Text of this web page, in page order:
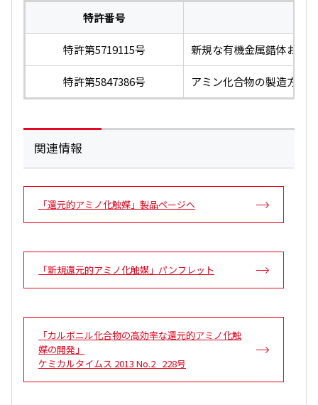
特許番号
特許第5719115号 新規な有機金属錯体およ
特許第5847386号 アミン化合物の製造方法
関連情報
「還元的アミノ化触媒」製品ページへ
「新規還元的アミノ化触媒」パンフレット
「カルボニル化合物の高効率な還元的アミノ化触
媒の開発」
ケミカルタイムス 2013 No.2 228号